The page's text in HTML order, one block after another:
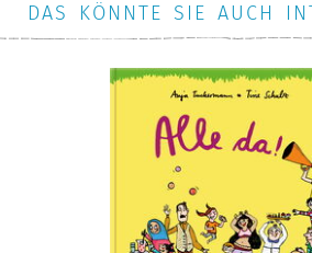
DAS KÖNNTE SIE AUCH